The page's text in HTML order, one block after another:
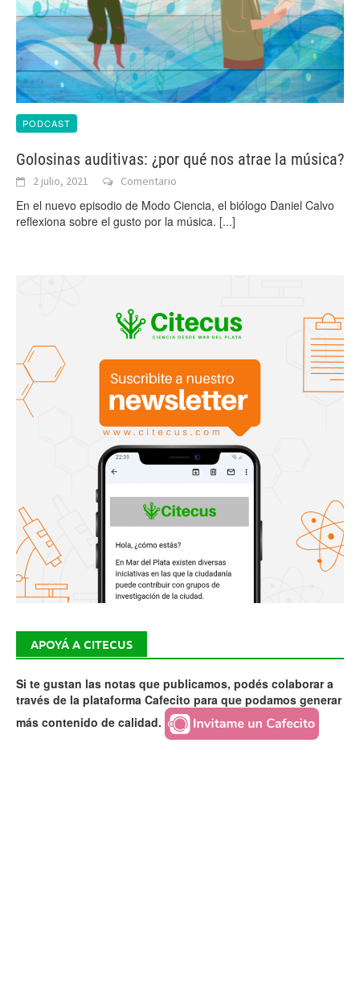
PODCAST
Golosinas auditivas: ¿por qué nos atrae la música?
2 julio, 2021 Comentario
En el nuevo episodio de Modo Ciencia, el biólogo Daniel Calvo
reflexiona sobre el gusto por la música. [...]
APOYÁ A CITECUS
Si te gustan las notas que publicamos, podés colaborar a
través de la plataforma Cafecito para que podamos generar
más contenido de calidad.